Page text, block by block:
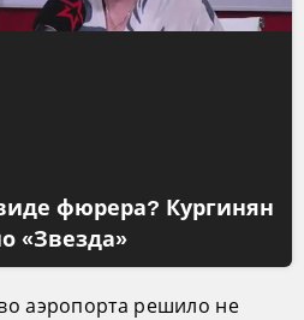
фюрера? Кургинян
«Звезда»
аэропорта решило не